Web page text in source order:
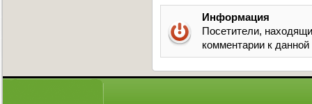
Информация
Посетители,
комментарии к